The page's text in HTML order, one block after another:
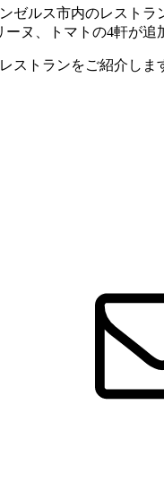
ルス市内のレストラ
ヌ、トマトの4軒が追
ストランをご紹介しま